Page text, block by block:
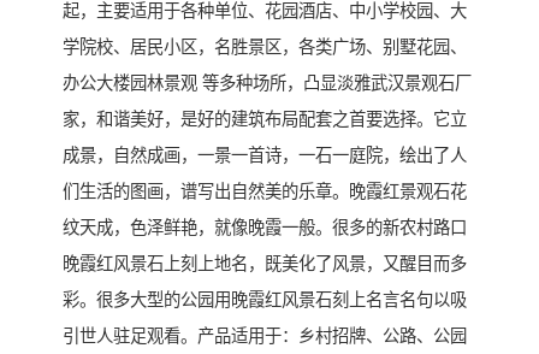
起，主要适用于各种单位、花园酒店、中小学校园、大
学院校、居民小区，名胜景区，各类广场、别墅花园、
办公大楼园林景观 等多种场所，凸显淡雅武汉景观石厂
家，和谐美好，是好的建筑布局配套之首要选择。它立
成景，自然成画，一景一首诗，一石一庭院，绘出了人
们生活的图画，谱写出自然美的乐章。晚霞红景观石花
纹天成，色泽鲜艳，就像晚霞一般。很多的新农村路口
晚霞红风景石上刻上地名，既美化了风景，又醒目而多
彩。很多大型的公园用晚霞红风景石刻上名言名句以吸
引世人驻足观看。产品适用于：乡村招牌、公路、公园